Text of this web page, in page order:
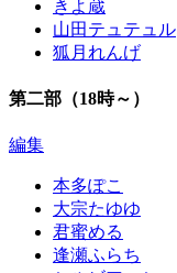
きよ蔵
山田テュテュル
狐月れんげ
第二部（18時～）
編集
本多ぽこ
大宗たゆゆ
君蜜める
逢瀬ふらち